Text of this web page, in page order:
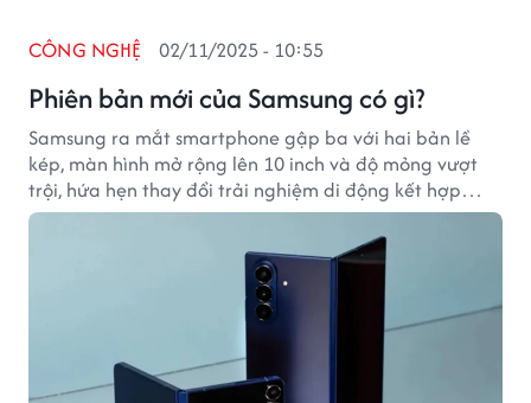
Phiên bản mới của Samsung có gì?
CÔNG NGHỆ 02/11/2025 - 10:55
Samsung ra mắt smartphone gập ba với hai bản lề
kép, màn hình mở rộng lên 10 inch và độ mỏng vượt
trội, hứa hẹn thay đổi trải nghiệm di động kết hợp
máy tính bảng.